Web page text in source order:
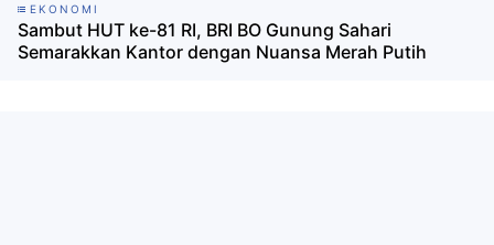
EKONOMI
Sambut HUT ke-81 RI, BRI BO Gunung Sahari
Semarakkan Kantor dengan Nuansa Merah Putih